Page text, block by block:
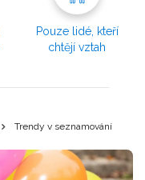
Pouze lidé, kteří
chtějí vztah
Trendy v seznamování